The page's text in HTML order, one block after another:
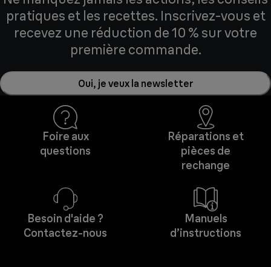
pratiques et les recettes. Inscrivez-vous et
recevez une réduction de 10 % sur votre
première commande.
Oui, je veux la newsletter
Foire aux
questions
Réparations et
pièces de
rechange
Besoin d'aide ?
Contactez-nous
Manuels
d’instructions